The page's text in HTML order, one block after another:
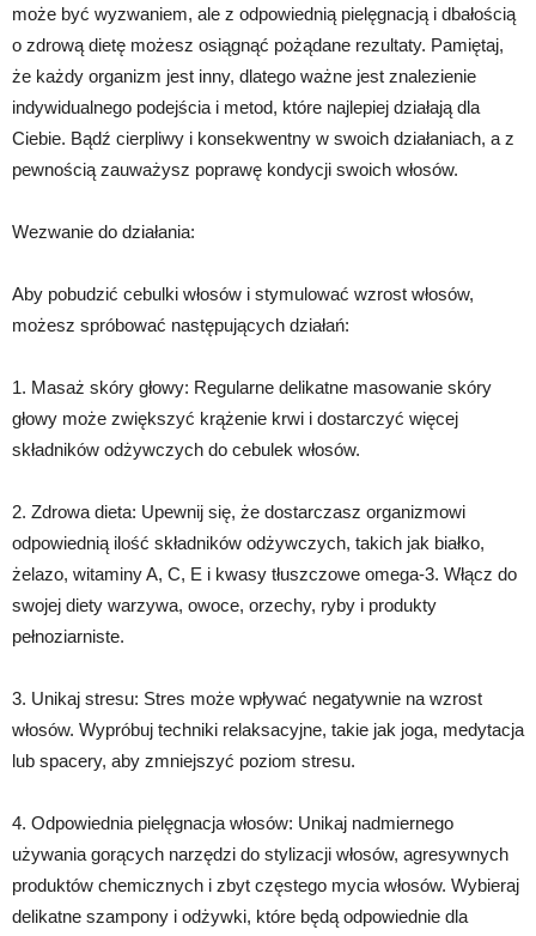
może być wyzwaniem, ale z odpowiednią pielęgnacją i dbałością
o zdrową dietę możesz osiągnąć pożądane rezultaty. Pamiętaj,
że każdy organizm jest inny, dlatego ważne jest znalezienie
indywidualnego podejścia i metod, które najlepiej działają dla
Ciebie. Bądź cierpliwy i konsekwentny w swoich działaniach, a z
pewnością zauważysz poprawę kondycji swoich włosów.
Wezwanie do działania:
Aby pobudzić cebulki włosów i stymulować wzrost włosów,
możesz spróbować następujących działań:
1. Masaż skóry głowy: Regularne delikatne masowanie skóry
głowy może zwiększyć krążenie krwi i dostarczyć więcej
składników odżywczych do cebulek włosów.
2. Zdrowa dieta: Upewnij się, że dostarczasz organizmowi
odpowiednią ilość składników odżywczych, takich jak białko,
żelazo, witaminy A, C, E i kwasy tłuszczowe omega-3. Włącz do
swojej diety warzywa, owoce, orzechy, ryby i produkty
pełnoziarniste.
3. Unikaj stresu: Stres może wpływać negatywnie na wzrost
włosów. Wypróbuj techniki relaksacyjne, takie jak joga, medytacja
lub spacery, aby zmniejszyć poziom stresu.
4. Odpowiednia pielęgnacja włosów: Unikaj nadmiernego
używania gorących narzędzi do stylizacji włosów, agresywnych
produktów chemicznych i zbyt częstego mycia włosów. Wybieraj
delikatne szampony i odżywki, które będą odpowiednie dla